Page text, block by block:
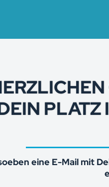
PLATZ
eine E-Mail mit